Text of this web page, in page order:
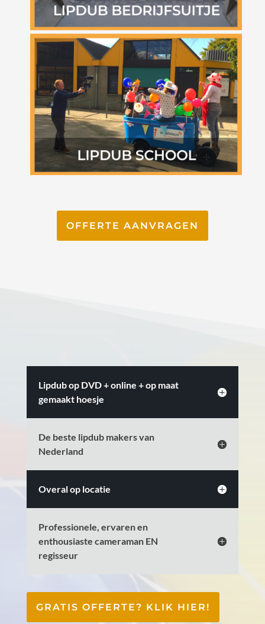
OFFERTE AANVRAGEN
Lipdub op DVD + online + op maat
gemaakt hoesje
De beste lipdub makers van
Nederland
Overal op locatie
Professionele, ervaren en
enthousiaste cameraman EN
regisseur
GRATIS OFFERTE? KLIK HIER!